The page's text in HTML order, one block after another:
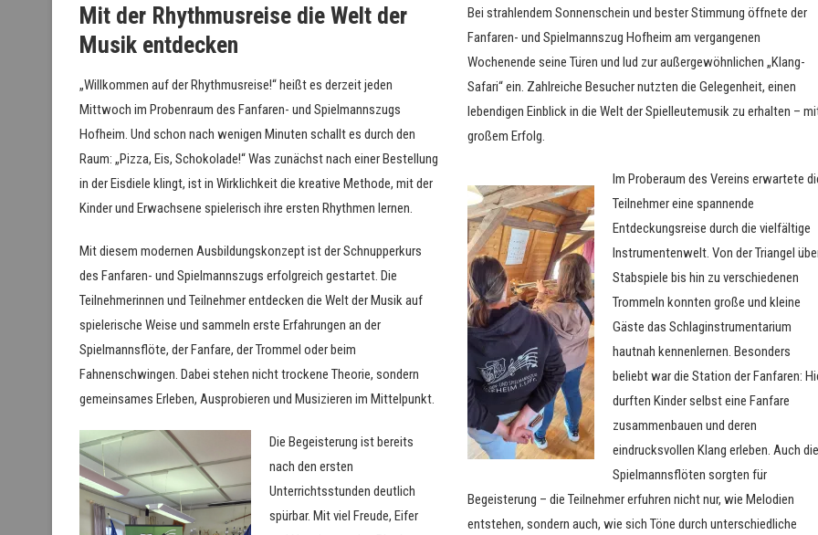
Mit der Rhythmusreise die Welt der
Musik entdecken
„Willkommen auf der Rhythmusreise!“ heißt es derzeit jeden
Mittwoch im Probenraum des Fanfaren- und Spielmannszugs
Hofheim. Und schon nach wenigen Minuten schallt es durch den
Raum: „Pizza, Eis, Schokolade!“ Was zunächst nach einer Bestellung
in der Eisdiele klingt, ist in Wirklichkeit die kreative Methode, mit der
Kinder und Erwachsene spielerisch ihre ersten Rhythmen lernen.
Mit diesem modernen Ausbildungskonzept ist der Schnupperkurs
des Fanfaren- und Spielmannszugs erfolgreich gestartet. Die
Teilnehmerinnen und Teilnehmer entdecken die Welt der Musik auf
spielerische Weise und sammeln erste Erfahrungen an der
Spielmannsflöte, der Fanfare, der Trommel oder beim
Fahnenschwingen. Dabei stehen nicht trockene Theorie, sondern
gemeinsames Erleben, Ausprobieren und Musizieren im Mittelpunkt.
Die Begeisterung ist bereits
nach den ersten
Unterrichtsstunden deutlich
spürbar. Mit viel Freude, Eifer
Bei strahlendem Sonnenschein und bester Stimmung öffnete der
Fanfaren- und Spielmannszug Hofheim am vergangenen
Wochenende seine Türen und lud zur außergewöhnlichen „Klang-
Safari“ ein. Zahlreiche Besucher nutzten die Gelegenheit, einen
lebendigen Einblick in die Welt der Spielleutemusik zu erhalten –
großem Erfolg.
Im Proberaum des Vereins erwartete
Teilnehmer eine spannende
Entdeckungsreise durch die vielfältige
Instrumentenwelt. Von der Triangel
Stabspiele bis hin zu verschiedenen
Trommeln konnten große und kleine
Gäste das Schlaginstrumentarium
hautnah kennenlernen. Besonders
beliebt war die Station der Fanfaren:
durften Kinder selbst eine Fanfare
zusammenbauen und deren
eindrucksvollen Klang erleben. Auch die
Spielmannsflöten sorgten für
Begeisterung – die Teilnehmer erfuhren nicht nur, wie Melodien
entstehen, sondern auch, wie sich Töne durch unterschiedliche